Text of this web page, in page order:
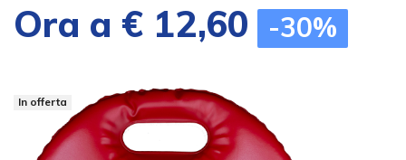
Ora a € 12,60 -30%
In offerta